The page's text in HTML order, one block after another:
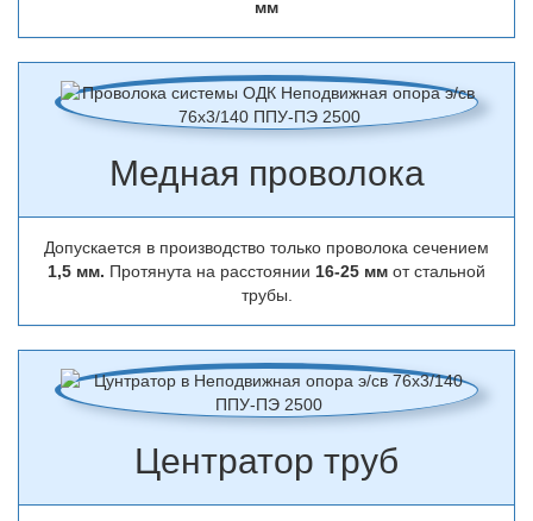
мм
Медная проволока
Допускается в производство только проволока сечением
1,5 мм. Протянута на расстоянии 16-25 мм от стальной
трубы.
Центратор труб